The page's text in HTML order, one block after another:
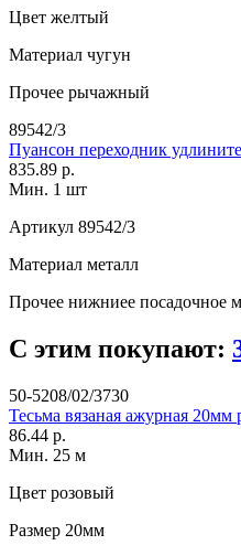
Цвет желтый
Материал чугун
Прочее рычажный
89542/3
Пуансон переходник
835.89 р.
Мин. 1 шт
Артикул 89542/3
Материал металл
Прочее нижниее посадочное
С этим покупают:
50-5208/02/3730
Тесьма вязаная ажурная
86.44 р.
Мин. 25 м
Цвет розовый
Размер 20мм